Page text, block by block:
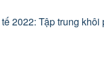
2022: Tập trung khôi